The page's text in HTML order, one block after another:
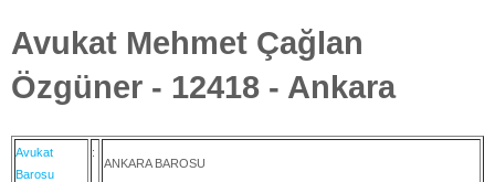
Avukat Mehmet Çağlan
Özgüner - 12418 - Ankara
Avukat
Barosu
:
ANKARA BAROSU